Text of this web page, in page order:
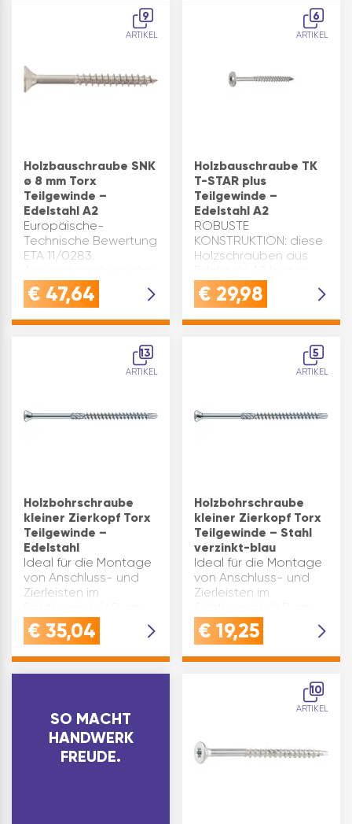
Demnach verfügt sie
über eine patentierte
neuartige Gewinde
sowie die innovative
9
ARTIKEL
Holzbauschraube SNK
ø 8 mm Torx
Teilgewinde –
Edelstahl A2
Europäische-
Technische Bewertung
ETA 11/0283.
z.B. Carports,
Spielplatzgeräte,
Bohlen, Balkone, etc.;
Verschraubung von
€ 47,64
6
ARTIKEL
Holzbauschraube TK
T-STAR plus
Teilgewinde –
Edelstahl A2
ROBUSTE
KONSTRUKTION: diese
Holzschrauben aus
ausgezeichneten
Korrosionsschutz und
BalkoneVIELSEITIG
€ 29,98
13
ARTIKEL
Holzbohrschraube
kleiner Zierkopf Torx
Teilgewinde –
Edelstahl
Ideal für die Montage
von Anschluss- und
Zierleisten im
Fussböden, Fenster-
und Deckenleisten,
keine Riss…
€ 35,04
5
ARTIKEL
Holzbohrschraube
kleiner Zierkopf Torx
Teilgewinde – Stahl
verzinkt-blau
Ideal für die Montage
von Anschluss- und
Zierleisten im
Fussböden, Fenster-
und Deckenleisten,
Hinweis:Einsetzbar in
€ 19,25
SO MACHT
HANDWERK
FREUDE.
10
ARTIKEL